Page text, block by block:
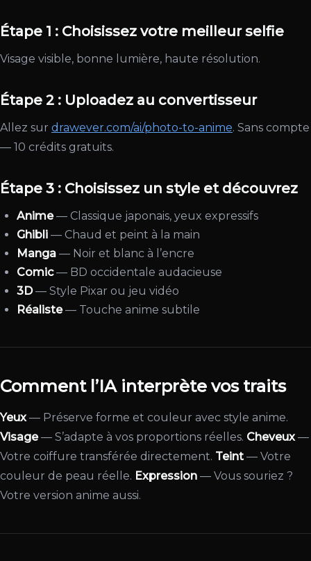
Étape 1 : Choisissez votre meilleur selfie
Visage visible, bonne lumière, haute résolution.
Étape 2 : Uploadez au convertisseur
Allez sur drawever.com/ai/photo-to-anime. Sans compte
— 10 crédits gratuits.
Étape 3 : Choisissez un style et découvrez
Anime— Classique japonais, yeux expressifs
Ghibli — Chaud et peint à la main
Manga — Noir et blanc à l’encre
Comic— BD occidentale audacieuse
3D— Style Pixar ou jeu vidéo
Réaliste— Touche anime subtile
Comment l’IA interprète vos traits
Yeux— Préserve forme et couleur avec style anime.
Visage— S’adapte à vos proportions réelles. Cheveux—
Votre coiffure transférée directement. Teint — Votre
couleur de peau réelle. Expression — Vous souriez ?
Votre version anime aussi.